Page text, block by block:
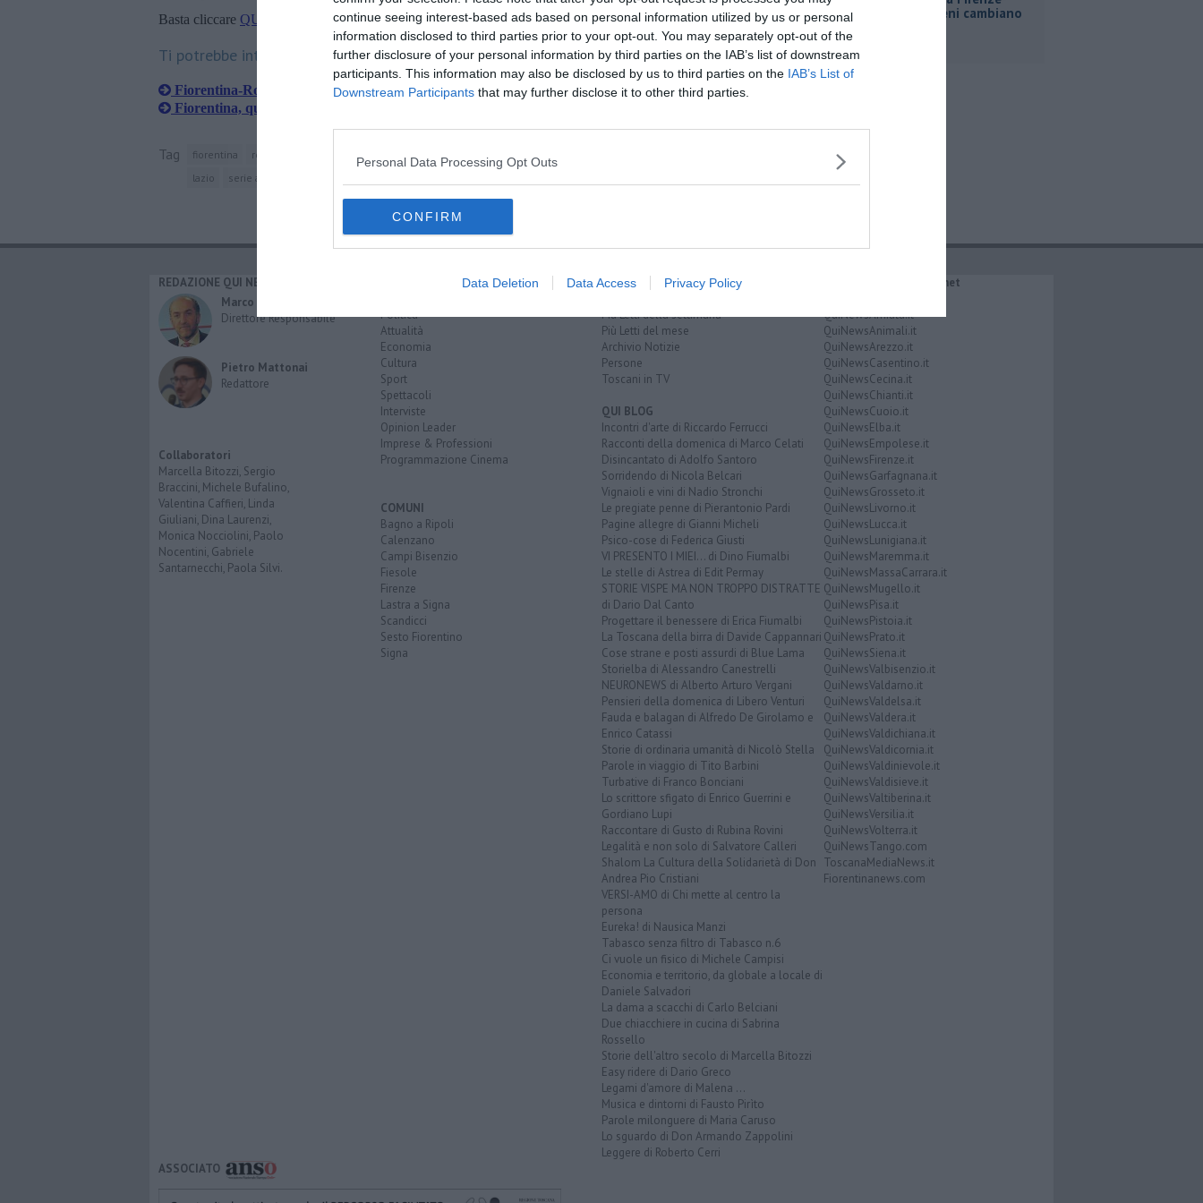
continue seeing interest-based ads based on personal information utilized by us or personal
information disclosed to third parties prior to your opt-out. You may separately opt-out of the
further disclosure of your personal information by third parties on the IAB’s list of downstream
participants. This information may also be disclosed by us to third parties on the IAB’s List of
Downstream Participants that may further disclose it to other third parties.
Personal Data Processing Opt Outs
CONFIRM
Data Deletion Data Access Privacy Policy
Basta cliccare QUI
Ti potrebbe interessare anche:
Fiorentina-Roma, in arrivo 2500 tifosi giallorossi
Fiorentina, quattro schiaffi dalla Lazio
Tag fiorentina roma
lazio
serie a 2011-2012
Roma, i treni cambiano
REDAZIONE QUI NEWS
Marco Migli
Direttore Responsabile
Pietro Mattonai
Redattore
Collaboratori
Marcella Bitozzi, Sergio
Braccini, Michele Bufalino,
Valentina Caffieri, Linda
Giuliani, Dina Laurenzi,
Monica Nocciolini, Paolo
Nocentini, Gabriele
Santarnecchi, Paola Silvi.
Politica
Attualità
Economia
Cultura
Sport
Spettacoli
Interviste
Opinion Leader
Imprese & Professioni
Programmazione Cinema
COMUNI
Bagno a Ripoli
Calenzano
Campi Bisenzio
Fiesole
Firenze
Lastra a Signa
Scandicci
Sesto Fiorentino
Signa
RUBRICHE
Più Letti della settimana
Più Letti del mese
Archivio Notizie
Persone
Toscani in TV
QUI BLOG
Incontri d'arte di Riccardo Ferrucci
Racconti della domenica di Marco Celati
Disincantato di Adolfo Santoro
Sorridendo di Nicola Belcari
Vignaioli e vini di Nadio Stronchi
Le pregiate penne di Pierantonio Pardi
Pagine allegre di Gianni Micheli
Psico-cose di Federica Giusti
VI PRESENTO I MIEI... di Dino Fiumalbi
Le stelle di Astrea di Edit Permay
STORIE VISPE MA NON TROPPO DISTRATTE
di Dario Dal Canto
Progettare il benessere di Erica Fiumalbi
La Toscana della birra di Davide Cappannari
Cose strane e posti assurdi di Blue Lama
Storielba di Alessandro Canestrelli
NEURONEWS di Alberto Arturo Vergani
Pensieri della domenica di Libero Venturi
Fauda e balagan di Alfredo De Girolamo e
Enrico Catassi
Storie di ordinaria umanità di Nicolò Stella
Parole in viaggio di Tito Barbini
Turbative di Franco Bonciani
Lo scrittore sfigato di Enrico Guerrini e
Gordiano Lupi
Raccontare di Gusto di Rubina Rovini
Legalità e non solo di Salvatore Calleri
Shalom La Cultura della Solidarietà di Don
Andrea Pio Cristiani
VERSI-AMO di Chi mette al centro la
persona
Eureka! di Nausica Manzi
Tabasco senza filtro di Tabasco n.6
Ci vuole un fisico di Michele Campisi
Economia e territorio, da globale a locale di
Daniele Salvadori
La dama a scacchi di Carlo Belciani
Due chiacchiere in cucina di Sabrina
Rossello
Storie dell'altro secolo di Marcella Bitozzi
Easy ridere di Dario Greco
Legami d'amore di Malena ...
Musica e dintorni di Fausto Pirìto
Parole milonguere di Maria Caruso
Lo sguardo di Don Armando Zappolini
Leggere di Roberto Cerri
IL NETWORK QuiNews.net
QuiNewsAmiata.it
QuiNewsAnimali.it
QuiNewsArezzo.it
QuiNewsCasentino.it
QuiNewsCecina.it
QuiNewsChianti.it
QuiNewsCuoio.it
QuiNewsElba.it
QuiNewsEmpolese.it
QuiNewsFirenze.it
QuiNewsGarfagnana.it
QuiNewsGrosseto.it
QuiNewsLivorno.it
QuiNewsLucca.it
QuiNewsLunigiana.it
QuiNewsMaremma.it
QuiNewsMassaCarrara.it
QuiNewsMugello.it
QuiNewsPisa.it
QuiNewsPistoia.it
QuiNewsPrato.it
QuiNewsSiena.it
QuiNewsValbisenzio.it
QuiNewsValdarno.it
QuiNewsValdelsa.it
QuiNewsValdera.it
QuiNewsValdichiana.it
QuiNewsValdicornia.it
QuiNewsValdinievole.it
QuiNewsValdisieve.it
QuiNewsValtiberina.it
QuiNewsVersilia.it
QuiNewsVolterra.it
QuiNewsTango.com
ToscanaMediaNews.it
Fiorentinanews.com
ASSOCIATO